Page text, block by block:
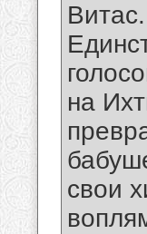
на
свои